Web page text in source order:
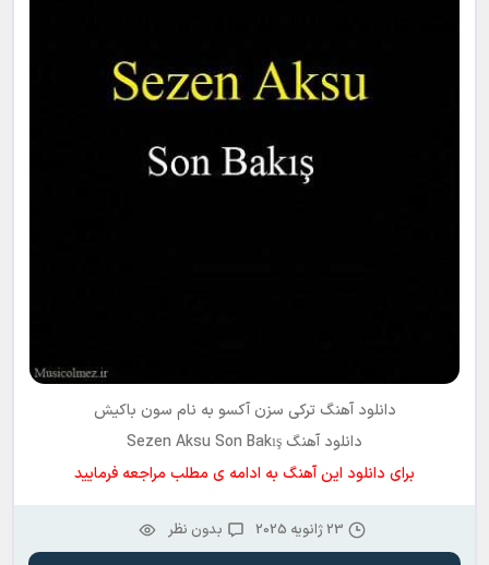
دانلود آهنگ ترکی سزن آکسو به نام سون باکیش
دانلود آهنگ Sezen Aksu Son Bakış
برای دانلود این آهنگ به ادامه ی مطلب مراجعه فرمایید
23 ژانویه 2025 بدون نظر